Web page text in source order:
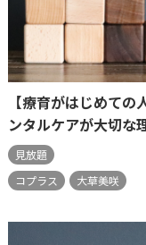
【療育がはじめて
ンタルケアが大切な
見放題
コプラス
大草美咲